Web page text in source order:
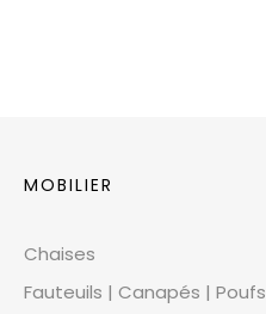
MOBILIER
Chaises
Fauteuils | Canapés | Poufs